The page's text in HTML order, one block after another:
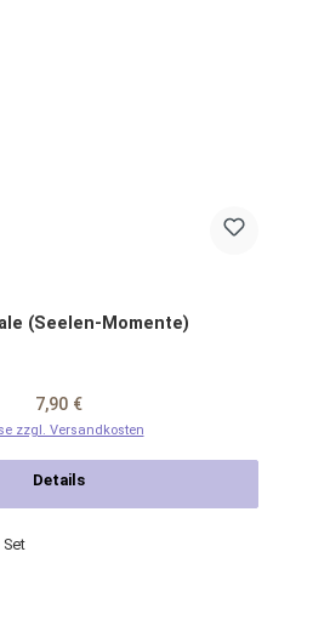
(Seelen-Momente)
Regulärer Preis:
7,90 €
zzgl. Versandkosten
Details